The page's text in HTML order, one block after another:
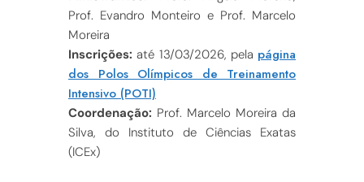
Prof. Evandro Monteiro e Prof. Marcelo
Moreira
Inscrições: até 13/03/2026, pela página
dos Polos Olímpicos de Treinamento
Intensivo (POTI)
Coordenação: Prof. Marcelo Moreira da
Silva, do Instituto de Ciências Exatas
(ICEx)